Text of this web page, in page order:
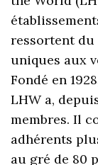
ressortent du
uniques aux
Fondé en
LHW a,
membres. Il
adhérents
au gré de 80